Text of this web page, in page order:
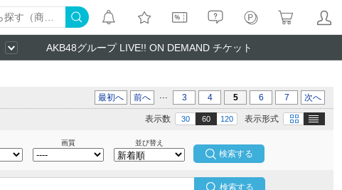
AKB48グループ LIVE!! ON DEMAND チケット
最初へ 前へ ... 3 4 5 6 7 次へ
表示形式 画像
表示数 30 60 120
画質 並び替え
検索する